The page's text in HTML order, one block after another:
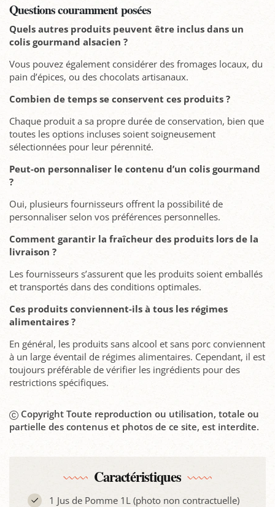
Questions couramment posées
Quels autres produits peuvent être inclus dans un
colis gourmand alsacien ?
Vous pouvez également considérer des fromages locaux, du
pain d’épices, ou des chocolats artisanaux.
Combien de temps se conservent ces produits ?
Chaque produit a sa propre durée de conservation, bien que
toutes les options incluses soient soigneusement
sélectionnées pour leur pérennité.
Peut-on personnaliser le contenu d’un colis gourmand
?
Oui, plusieurs fournisseurs offrent la possibilité de
personnaliser selon vos préférences personnelles.
Comment garantir la fraîcheur des produits lors de la
livraison ?
Les fournisseurs s’assurent que les produits soient emballés
et transportés dans des conditions optimales.
Ces produits conviennent-ils à tous les régimes
alimentaires ?
En général, les produits sans alcool et sans porc conviennent
à un large éventail de régimes alimentaires. Cependant, il est
toujours préférable de vérifier les ingrédients pour des
restrictions spécifiques.
Copyright Toute reproduction ou utilisation, totale ou
partielle des contenus et photos de ce site, est interdite.
Caractéristiques
1 Jus de Pomme 1L (photo non contractuelle)